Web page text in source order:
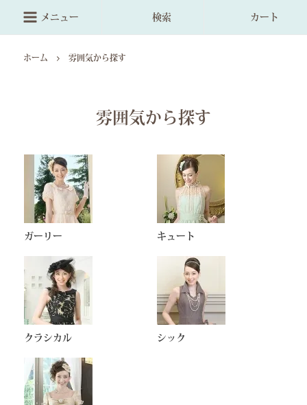
メニュー 検索 カート
ホーム 雰囲気から探す
雰囲気から探す
ガーリー キュート
クラシカル シック